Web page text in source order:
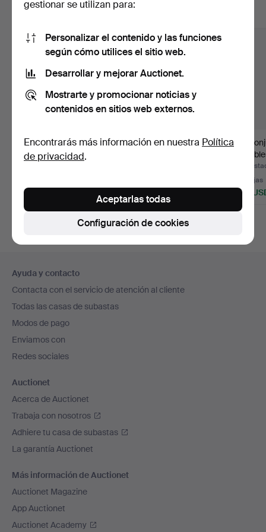
CONJUNTO DE
ASIENTOS. 3 piezas,
32 USD
CONJUNTO DE
Un
meta…
13 pujas
148
en
el
pie
de
página
Ayuda y contacto
Contacta con el servicio de atención al cliente
Todas las casas de subastas
Modos de pago
Enviamos con
Redes sociales
Auctionet
Acerca de Auctionet
Trabaja con nosotros
Adhiere tu casa de subastas
La garantía Auctionet
Más información de Auctionet
Auctionet Magazine
App Auctionet
Auctionet Academy
gestionar se utilizan para:
Personalizar el contenido y las funciones
según cómo utilices el sitio web.
Desarrollar y mejorar Auctionet.
Mostrarte y promocionar noticias y
contenidos en sitios web externos.
Encontrarás más información en nuestra Política
de privacidad.
Configuración de cookies
Aceptarlas todas